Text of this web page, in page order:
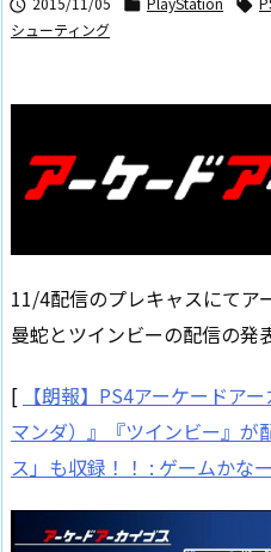
  
シューティング
11/4配信のプレキャスにてア
曼蛇とツインビーの配信の発
[ 【朗報】PS4アーケードア
マンダ）』『ツインビー』が
ス」も収録！！ : ゲームかなー